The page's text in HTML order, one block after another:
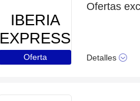
IBERIA
EXPRESS
Oferta Detalles